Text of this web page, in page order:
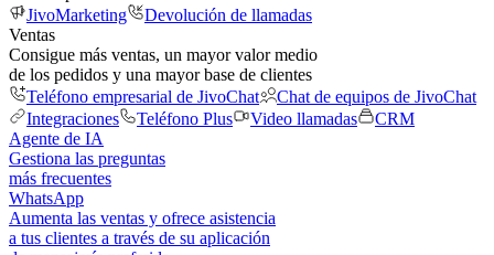
JivoMarketing
Devolución de llamadas
Ventas
Consigue más ventas, un mayor valor medio
de los pedidos y una mayor base de clientes
Teléfono empresarial de JivoChat
Chat de equipos de JivoChat
Integraciones
Teléfono Plus Video llamadas
CRM
Agente de IA
Gestiona las preguntas
más frecuentes
WhatsApp
Aumenta las ventas y ofrece asistencia
a tus clientes a través de su aplicación